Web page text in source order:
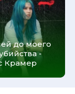
до моего
-
Крамер